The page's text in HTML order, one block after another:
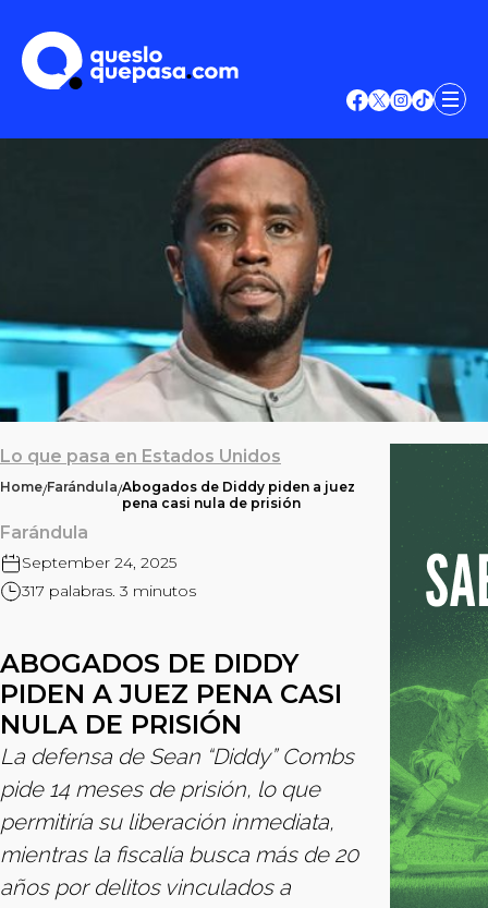
Lo que pasa en Estados Unidos
Home/Farándula/Abogados de Diddy piden a juez
pena casi nula de prisión
Farándula
September 24, 2025
317 palabras. 3 minutos
ABOGADOS DE DIDDY
PIDEN A JUEZ PENA CASI
NULA DE PRISIÓN
La defensa de Sean “Diddy” Combs
pide 14 meses de prisión, lo que
permitiría su liberación inmediata,
mientras la fiscalía busca más de 20
años por delitos vinculados a